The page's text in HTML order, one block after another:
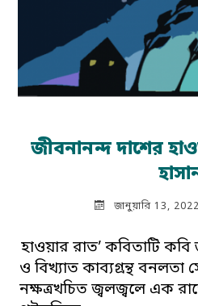
জীবনানন্দ দাশের
জানুয়ারি 13, 2022
হাওয়ার রাত’ কবিতাটি
ও বিখ্যাত কাব্যগ্রন্থ বনলতা
নক্ষত্রখচিত জ্বলজ্বলে এক